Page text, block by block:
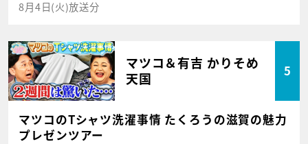
8月4日(火)放送分
マツコ＆有吉 かりそめ
天国
5
マツコのTシャツ洗濯事情 たくろうの滋賀の魅力
プレゼンツアー